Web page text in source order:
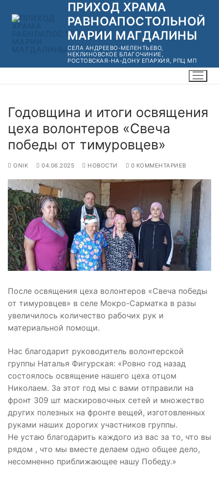
ПРИХОД ХРАМА
РАВНОАПОСТОЛЬНОЙ
МАРИИ МАГДАЛИНЫ
СЕЛА АНДРЕЕВО-МЕЛЕНТЬЕВО,
НЕКЛИНОВСКОЕ БЛАГОЧИНИЕ,
РОСТОВСКАЯ-НА-ДОНУ ЕПАРХИЯ, РПЦ МП
Годовщина и итоги освящения
цеха волонтеров «Свеча
победы от тимуровцев»
ONIK 04.06.2025 НОВОСТИ 0 КОММЕНТАРИЕВ
После освящения цеха волонтеров «Свеча победы
от тимуровцев» в селе Мокро-Сарматка в разы
увеличилось количество рабочих рук и
материальной помощи.
Нас благодарит руководитель волонтерской
группы Наталья Фигурская: «Ровно год назад
состоялось освящение нашего цеха отцом
Николаем. За этот год мы с вами отправили на
фронт 309 шт маскировочных сетей и множество
других полезных на фронте вещей, изготовленных
руками наших дорогих участников группы.
Не устаю благодарить каждого из вас за то, что вы
рядом , что мы вместе делаем одно общее дело,
несомненно приближающее нашу Победу.»